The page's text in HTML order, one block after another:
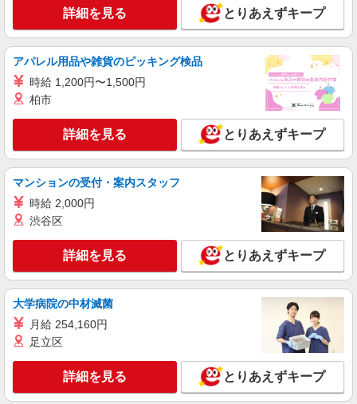
詳細を見る
派遣社員
パーソルテンプスタッフ株式会社 静岡コーディネートセンター（浜
松）/26-0579719
［旧浜松市中区］9月スタート◎オシャレ
office★リース会社で事務サポート
時給1400円 【月収例】時給1400円×7時間×月
21日＝205,800円
静岡県浜松市中央区／最寄駅：遠州病院駅、第
一通り駅 【旧浜松市中区】●市役所前バス停
詳細を見る
パーソルテンプスタッフ株式会社 静岡コーディネートセンター（浜
松）/26-0542543
月収￥28万〜 製造システムの構築や情報整理
のためのデータベース作成
時給1800円〜2000円（経験・能力による）
静岡県浜松市中央区／最寄駅：高塚駅、浜松
駅 【旧南区】 ≪車通勤可≫ ●ご自身で駐車場
をご準備いただきますが、月額は弊社で負担（実
詳細を見る とりあえずキープ
アパレル用品や雑貨のピッキング検品
時給 1,200円〜1,500円
柏市
詳細を見る とりあえずキープ
マンションの受付・案内スタッフ
時給 2,000円
渋谷区
詳細を見る とりあえずキープ
大学病院の中材滅菌
月給 254,160円
足立区
詳細を見る とりあえずキープ